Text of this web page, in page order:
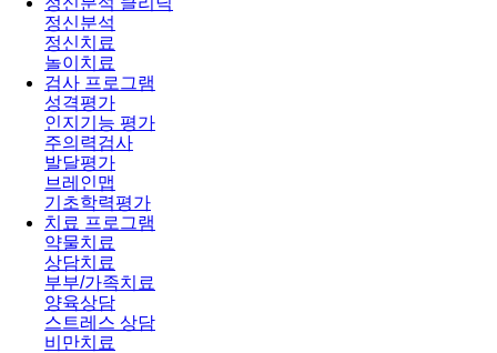
정신분석
정신치료
놀이치료
검사 프로그램
성격평가
인지기능 평가
주의력검사
발달평가
브레인맵
기초학력평가
치료 프로그램
약물치료
상담치료
부부/가족치료
양육상담
스트레스 상담
비만치료